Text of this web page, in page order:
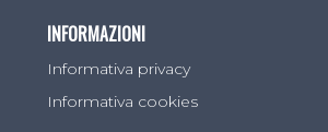
INFORMAZIONI
Informativa privacy
Informativa cookies